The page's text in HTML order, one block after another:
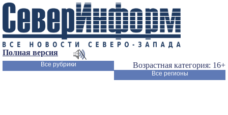
Полная версия
Возрастная категория: 16+
Все рубрики
Все регионы